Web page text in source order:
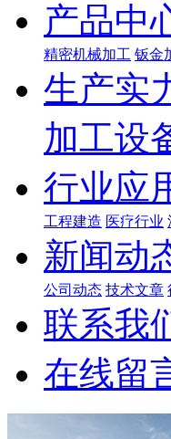
产品中
精密机械加工 钣金
生产实
加工设
行业应
工程建造 医疗行业
新闻动
公司动态 技术文章
联系我
在线留